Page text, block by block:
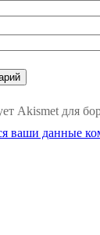
Akismet для
ваши данные